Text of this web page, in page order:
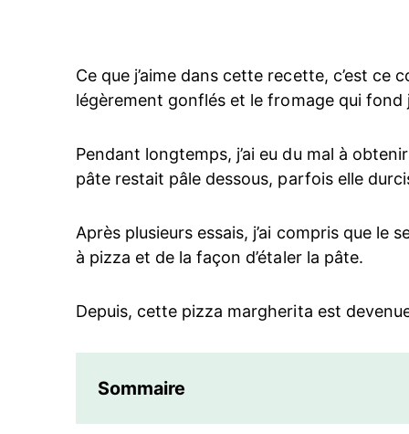
Ce que j’aime dans cette recette, c’est
légèrement gonflés et le fromage qui fond
Pendant longtemps, j’ai eu du mal à
pâte restait pâle dessous, parfois elle
Après plusieurs essais, j’ai compris que
à pizza et de la façon d’étaler la pâte.
Depuis, cette pizza margherita est
Sommaire